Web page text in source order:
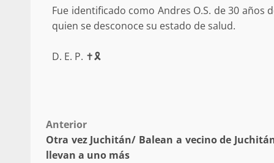
Fue identificado como Andres O.S. de 30
quien se desconoce su estado de salud.
D. E. P. ✝️🎗️
Post
navigation
Anterior
Otra vez Juchitán/ Balean a vecino de
llevan a uno más
altura del puente Templadera,
Tapanatepec